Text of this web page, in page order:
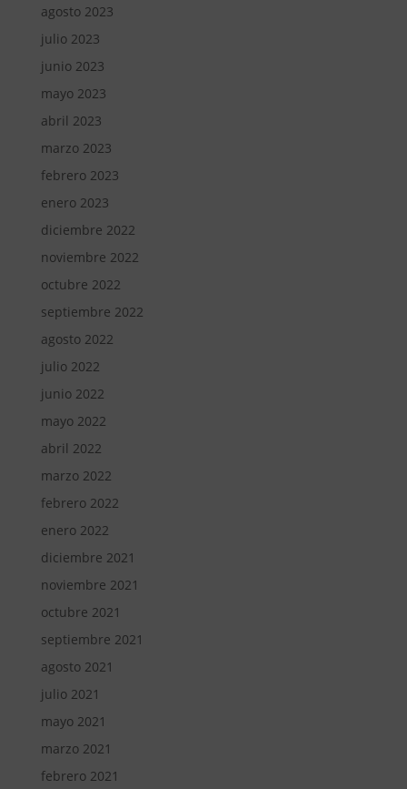
agosto 2023
julio 2023
junio 2023
mayo 2023
abril 2023
marzo 2023
febrero 2023
enero 2023
diciembre 2022
noviembre 2022
octubre 2022
septiembre 2022
agosto 2022
julio 2022
junio 2022
mayo 2022
abril 2022
marzo 2022
febrero 2022
enero 2022
diciembre 2021
noviembre 2021
octubre 2021
septiembre 2021
agosto 2021
julio 2021
mayo 2021
marzo 2021
febrero 2021